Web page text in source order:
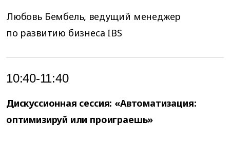
Любовь Бембель, ведущий менеджер
по развитию бизнеса IBS
10:40-11:40
Дискуссионная сессия: «Автоматизация:
оптимизируй или проиграешь»